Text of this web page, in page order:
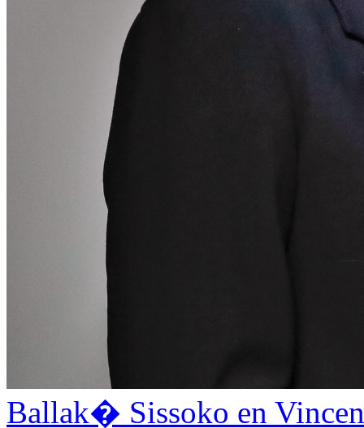
Ballak� Sissoko en